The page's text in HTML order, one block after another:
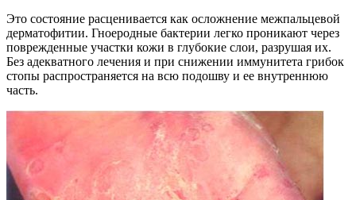
Это состояние расценивается как осложнение межпальцевой
дерматофитии. Гноеродные бактерии легко проникают через
поврежденные участки кожи в глубокие слои, разрушая их.
Без адекватного лечения и при снижении иммунитета грибок
стопы распространяется на всю подошву и ее внутреннюю
часть.